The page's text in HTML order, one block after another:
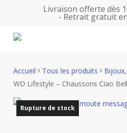
main
Livraison offerte dès
- Retrait gratuit
Accueil Tous les produits
WD Lifestyle – Chaussons Ciao
Rupture de stock